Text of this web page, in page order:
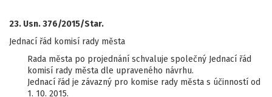
23. Usn. 376/2015/Star.
Jednací řád komisí rady města
Rada města po projednání schvaluje společný Jednací řád
komisí rady města dle upraveného návrhu.
Jednací řád je závazný pro komise rady města s účinností od
1. 10. 2015.